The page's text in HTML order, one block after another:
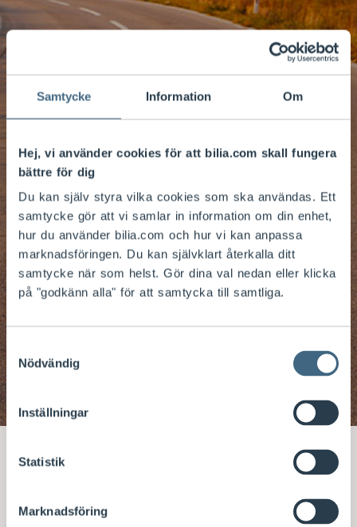
Samtycke Information Om
Hej, vi använder cookies för att bilia.com skall fungera
bättre för dig
Du kan själv styra vilka cookies som ska användas. Ett
samtycke gör att vi samlar in information om din enhet,
hur du använder bilia.com och hur vi kan anpassa
marknadsföringen. Du kan självklart återkalla ditt
samtycke när som helst. Gör dina val nedan eller klicka
på "godkänn alla" för att samtycka till samtliga.
Nödvändig
Inställningar
Statistik
Marknadsföring
Intern kontroll